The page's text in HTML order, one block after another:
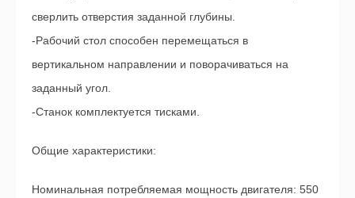
сверлить отверстия заданной глубины.
-Рабочий стол способен перемещаться в
вертикальном направлении и поворачиваться на
заданный угол.
-Станок комплектуется тисками.
Общие характеристики:
Номинальная потребляемая мощность двигателя: 550